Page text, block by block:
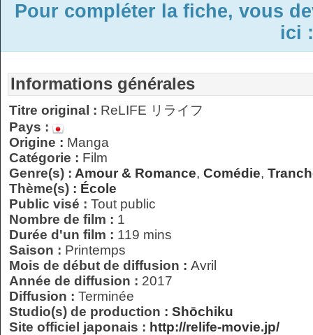
Pour compléter la fiche, vous
ici
Informations générales
Titre original : ReLIFE リライフ
Pays :
Origine : Manga
Catégorie : Film
Genre(s) : Amour & Romance, Comédie,
Thème(s) : École
Public visé : Tout public
Nombre de film : 1
Durée d'un film : 119 mins
Saison : Printemps
Mois de début de diffusion : Avril
Année de diffusion : 2017
Diffusion : Terminée
Studio(s) de production : Shōchiku
Site officiel japonais : http://relife-movie.jp/